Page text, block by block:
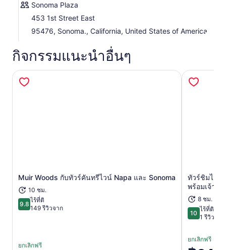
Sonoma Plaza
453 1st Street East
95476, Sonoma., California, United States of America
กิจกรรมแนะนำอื่นๆ
Muir Woods กับทัวร์คันทรีไวน์ Napa และ Sonoma
10 ชม.
9.89.8 จาก 10
ไร้ที่ติ
149 รีวิวจาก
ยกเลิกฟรี
เปิดในแท็บใหม่
ทัวร์ชิมไวน์
พร้อมเจ้าห
8 ชม.
1010 จาก 10
ไร้ที่ติ
1 รีวิว
ยกเลิกฟรี